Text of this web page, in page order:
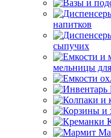
напитков
сыпучих
мельницы